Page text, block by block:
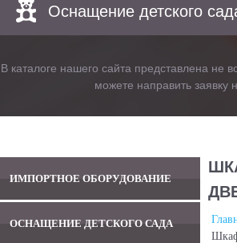
Оснащение детского
В каталоге нашего сайта представлена не
можете направить заявку
ИМПОРТНОЕ ОБОРУДОВАНИЕ
ОСНАЩЕНИЕ ДЕТСКОГО САДА